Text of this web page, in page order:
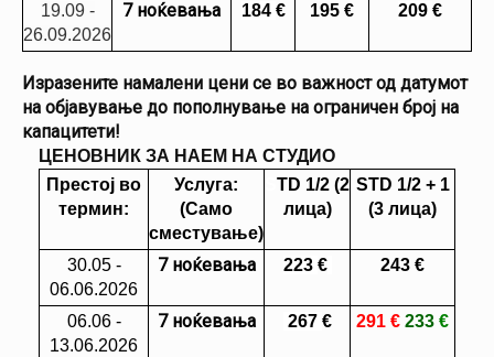
19.09 -
26.09.2026
7 ноќевања 184 € 195 € 209 €
Изразените намалени цени се во важност од датумот
на објавување до пополнување на ограничен број на
капацитети!
ЦЕНОВНИК ЗА НАЕМ НА СТУДИО
Престој во
термин:
Услуга:
(Само
сместување)
TD 1/2 (2
лица)
STD 1/2 + 1
(3 лица)
30.05 -
06.06.2026
7 ноќевања 223 € 243 €
06.06 -
13.06.2026
7 ноќевања 267 € 291 € 233 €